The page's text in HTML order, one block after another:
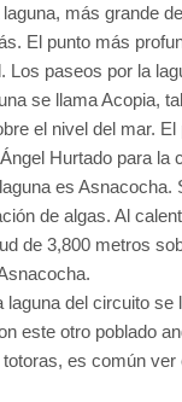
más grande
El punto más
Los paseos por la
se llama Acopia,
el nivel del mar.
Hurtado para la
es Asnacocha.
de algas. Al
de 3,800 metros
laguna del circuito
este otro poblado
es común